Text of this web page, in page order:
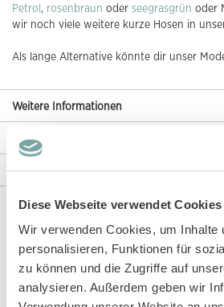
Diese Webseite verwendet Cookies
Wir verwenden Cookies, um Inhalte
personalisieren, Funktionen für
zu können und die Zugriffe auf
analysieren. Außerdem geben wir
Petrol , rosenbraun oder seegrasgrün oder
wir noch viele weitere kurze Hosen in
Als lange Alternative könnte dir unser
Weitere Informationen
Rezensionen
Angaben zur Produktsicherheit
Diese Artikel könnten dir auch gefallen!